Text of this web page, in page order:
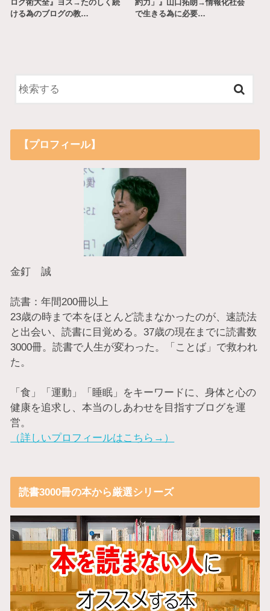
ログ術大全』ヨス→たのしく続
ける為のブログの教…
約力」』山口拓朗→情報化社会
で生きる為に必要…
【プロフィール】
金釘 誠
読書：年間200冊以上
23歳の時まで本をほとんど読まなかったのが、速読法
と出会い、読書に目覚める。37歳の現在までに読書数
3000冊。読書で人生が変わった。「ことば」で救われ
た。
「食」「運動」「睡眠」をキーワードに、身体と心の
健康を追求し、本当のしあわせを目指すブログを運
営。
（詳しいプロフィールはこちら→）
読書3000冊の本から厳選シリーズ